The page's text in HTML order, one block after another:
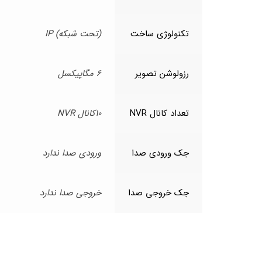
تکنولوژی ساخت (تحت شبکه) IP
رزولوشن تصویر 6 مگاپیکسل
تعداد کانال NVR 10کانال NVR
جک ورودی صدا ورودی صدا ندارد
جک خروجی صدا خروجی صدا ندارد